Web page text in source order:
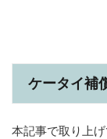
ケータイ補
本記事で取り上